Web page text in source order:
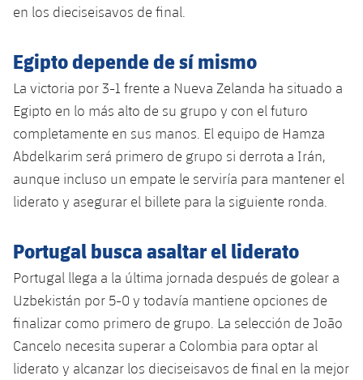
en los dieciseisavos de final.
Egipto depende de sí mismo
La victoria por 3-1 frente a Nueva Zelanda ha situado a
Egipto en lo más alto de su grupo y con el futuro
completamente en sus manos. El equipo de Hamza
Abdelkarim será primero de grupo si derrota a Irán,
aunque incluso un empate le serviría para mantener el
liderato y asegurar el billete para la siguiente ronda.
Portugal busca asaltar el liderato
Portugal llega a la última jornada después de golear a
Uzbekistán por 5-0 y todavía mantiene opciones de
finalizar como primero de grupo. La selección de João
Cancelo necesita superar a Colombia para optar al
liderato y alcanzar los dieciseisavos de final en la mejor